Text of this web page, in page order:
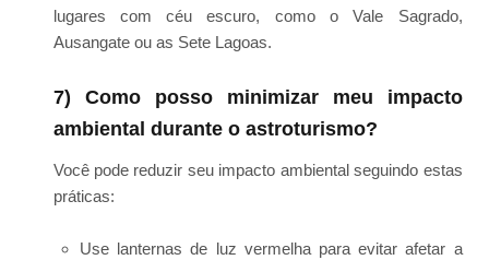
lugares com céu escuro, como o Vale Sagrado,
Ausangate ou as Sete Lagoas.
7) Como posso minimizar meu impacto
ambiental durante o astroturismo?
Você pode reduzir seu impacto ambiental seguindo estas
práticas:
Use lanternas de luz vermelha para evitar afetar a